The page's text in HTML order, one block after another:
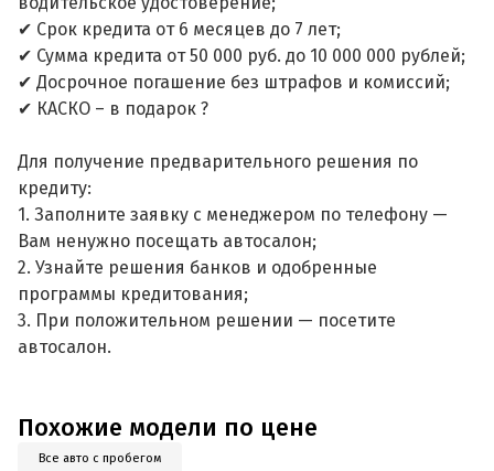
✔ Срок кредита от 6 месяцев до 7 лет;
✔ Сумма кредита от 50 000 руб. до 10 000 000 рублей;
✔ Досрочное погашение без штрафов и комиссий;
✔ КАСКО – в подарок ?
Для получение предварительного решения по
кредиту:
1. Заполните заявку с менеджером по телефону —
Вам ненужно посещать автосалон;
2. Узнайте решения банков и одобренные
программы кредитования;
3. При положительном решении — посетите
автосалон.
Похожие модели по цене
Все авто с пробегом